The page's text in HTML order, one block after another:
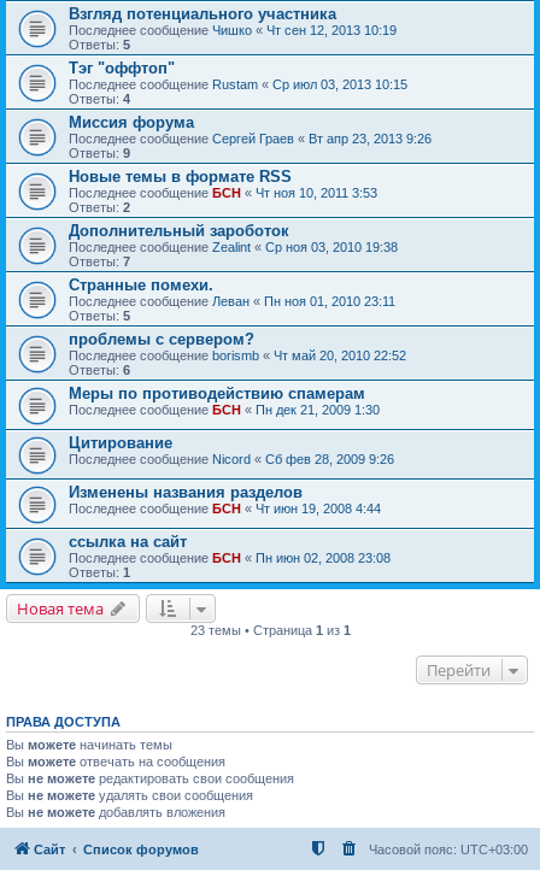
Взгляд потенциального участника
Последнее сообщение Чишко « Чт сен 12, 2013 10:19
Ответы: 5
Тэг "оффтоп"
Последнее сообщение Rustam « Ср июл 03, 2013 10:15
Ответы: 4
Миссия форума
Последнее сообщение Сергей Граев « Вт апр 23, 2013 9:26
Ответы: 9
Новые темы в формате RSS
Последнее сообщение БСН « Чт ноя 10, 2011 3:53
Ответы: 2
Дополнительный зароботок
Последнее сообщение Zealint « Ср ноя 03, 2010 19:38
Ответы: 7
Странные помехи.
Последнее сообщение Леван « Пн ноя 01, 2010 23:11
Ответы: 5
проблемы с сервером?
Последнее сообщение borismb « Чт май 20, 2010 22:52
Ответы: 6
Меры по противодействию спамерам
Последнее сообщение БСН « Пн дек 21, 2009 1:30
Цитирование
Последнее сообщение Nicord « Сб фев 28, 2009 9:26
Изменены названия разделов
Последнее сообщение БСН « Чт июн 19, 2008 4:44
ссылка на сайт
Последнее сообщение БСН « Пн июн 02, 2008 23:08
Ответы: 1
Новая тема
23 темы • Страница 1 из 1
Перейти
ПРАВА ДОСТУПА
Вы можете начинать темы
Вы можете отвечать на сообщения
Вы не можете редактировать свои сообщения
Вы не можете удалять свои сообщения
Вы не можете добавлять вложения
Сайт Список форумов Часовой пояс: UTC+03:00